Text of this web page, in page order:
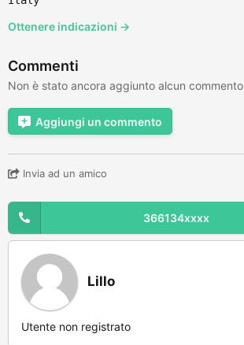
Ottenere indicazioni →
Commenti
Non è stato ancora aggiunto alcun commento
Aggiungi un commento
Invia ad un amico
366134xxxx
Lillo
Utente non registrato